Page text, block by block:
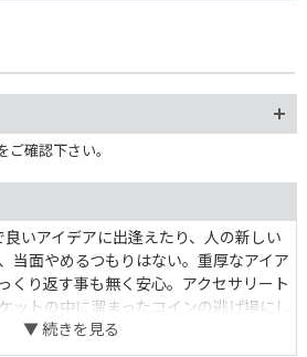
確認下さい。
いアイデアに出逢えたり、人の新しい
当面やめるつもりはない。重厚なアイア
くり返す事も無く安心。アクセサリート
ットの中に溜まったコインの逃げ場にし